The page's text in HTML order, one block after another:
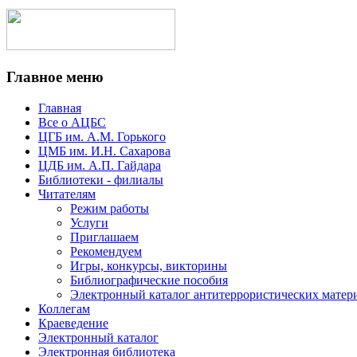
Главное меню
Главная
Все о АЦБС
ЦГБ им. А.М. Горького
ЦМБ им. И.Н. Сахарова
ЦДБ им. А.П. Гайдара
Библиотеки - филиалы
Читателям
Режим работы
Услуги
Приглашаем
Рекомендуем
Игры, конкурсы, викторины
Библиографические пособия
Электронный каталог антитеррористических
Коллегам
Краеведение
Электронный каталог
Электронная библиотека